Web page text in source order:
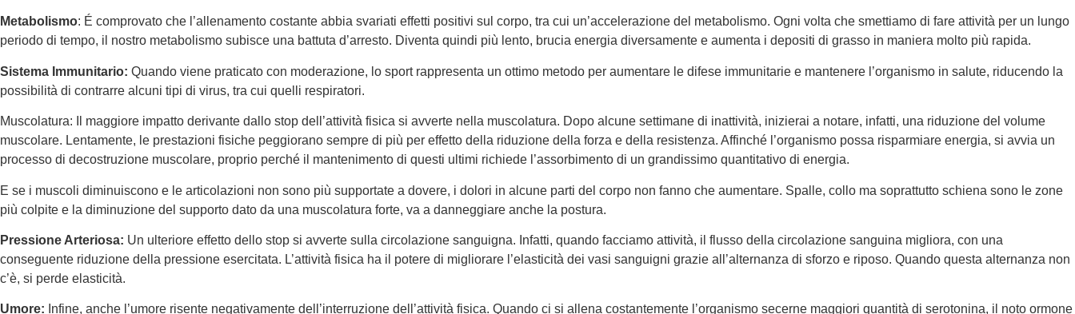
Metabolismo: É comprovato che l’allenamento costante abbia svariati effetti positivi sul corpo, tra cui un’accelerazione del metabolismo. Ogni volta che smettiamo di fare attività per un lungo
periodo di tempo, il nostro metabolismo subisce una battuta d’arresto. Diventa quindi più lento, brucia energia diversamente e aumenta i depositi di grasso in maniera molto più rapida.
Sistema Immunitario: Quando viene praticato con moderazione, lo sport rappresenta un ottimo metodo per aumentare le difese immunitarie e mantenere l’organismo in salute, riducendo la
possibilità di contrarre alcuni tipi di virus, tra cui quelli respiratori.
Muscolatura: Il maggiore impatto derivante dallo stop dell’attività fisica si avverte nella muscolatura. Dopo alcune settimane di inattività, inizierai a notare, infatti, una riduzione del volume
muscolare. Lentamente, le prestazioni fisiche peggiorano sempre di più per effetto della riduzione della forza e della resistenza. Affinché l’organismo possa risparmiare energia, si avvia un
processo di decostruzione muscolare, proprio perché il mantenimento di questi ultimi richiede l’assorbimento di un grandissimo quantitativo di energia.
E se i muscoli diminuiscono e le articolazioni non sono più supportate a dovere, i dolori in alcune parti del corpo non fanno che aumentare. Spalle, collo ma soprattutto schiena sono le zone
più colpite e la diminuzione del supporto dato da una muscolatura forte, va a danneggiare anche la postura.
Pressione Arteriosa: Un ulteriore effetto dello stop si avverte sulla circolazione sanguigna. Infatti, quando facciamo attività, il flusso della circolazione sanguina migliora, con una
conseguente riduzione della pressione esercitata. L’attività fisica ha il potere di migliorare l’elasticità dei vasi sanguigni grazie all’alternanza di sforzo e riposo. Quando questa alternanza non
c’è, si perde elasticità.
Umore: Infine, anche l’umore risente negativamente dell’interruzione dell’attività fisica. Quando ci si allena costantemente l’organismo secerne maggiori quantità di serotonina, il noto ormone